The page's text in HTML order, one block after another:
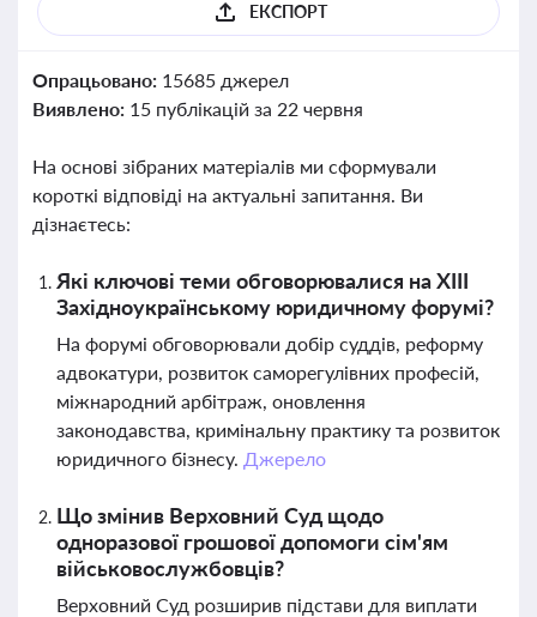
ЕКСПОРТ
Опрацьовано: 15685 джерел
Виявлено: 15 публікацій за 22 червня
На основі зібраних матеріалів ми сформували
короткі відповіді на актуальні запитання. Ви
дізнаєтесь:
Які ключові теми обговорювалися на ХІІІ
Західноукраїнському юридичному форумі?
На форумі обговорювали добір суддів, реформу
адвокатури, розвиток саморегулівних професій,
міжнародний арбітраж, оновлення
законодавства, кримінальну практику та розвиток
юридичного бізнесу. Джерело
Що змінив Верховний Суд щодо
одноразової грошової допомоги сім'ям
військовослужбовців?
Верховний Суд розширив підстави для виплати